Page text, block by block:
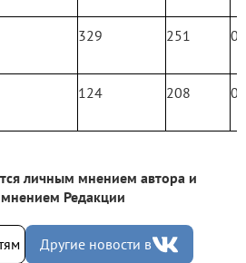
329 251 0
124 208 0
личным мнением автора и
Редакции
Другие новости в